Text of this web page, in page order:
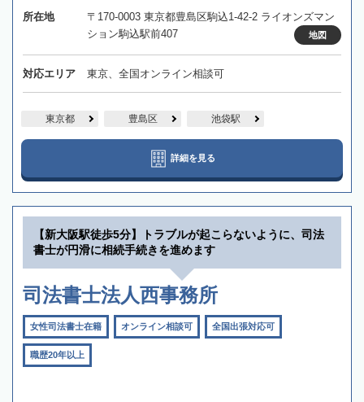
所在地
〒170-0003 東京都豊島区駒込1-42-2 ライオンズマン
ション駒込駅前407
地図
対応エリア 東京、全国オンライン相談可
東京都 豊島区 池袋駅
詳細を見る
【新大阪駅徒歩5分】トラブルが起こらないように、司法
書士が円滑に相続手続きを進めます
司法書士法人西事務所
女性司法書士在籍 オンライン相談可 全国出張対応可
職歴20年以上